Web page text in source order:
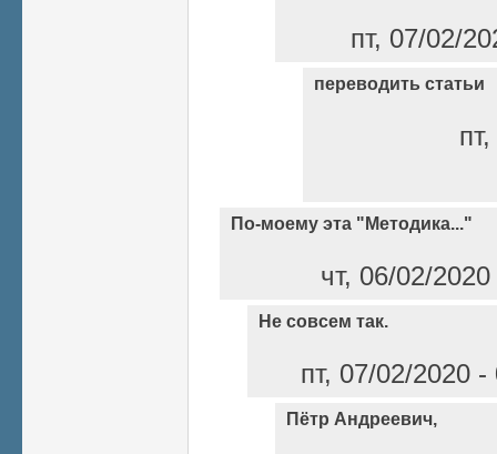
пт, 07/02/
переводить статьи
По-моему эта "Методика..."
чт, 06/02/
Не совсем так.
пт, 07/02/2020
Пётр Андреевич,